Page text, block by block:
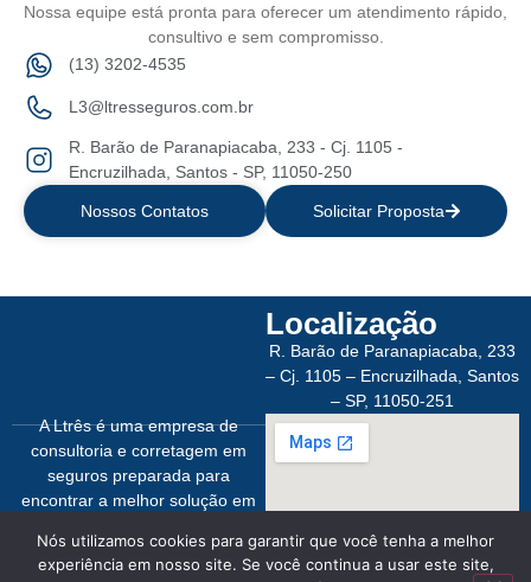
Nossa equipe está pronta para oferecer um atendimento rápido,
consultivo e sem compromisso.
(13) 3202-4535
L3@ltresseguros.com.br
R. Barão de Paranapiacaba, 233 - Cj. 1105 -
Encruzilhada, Santos - SP, 11050-250
Nossos Contatos Solicitar Proposta
A Ltrês é uma empresa de
consultoria e corretagem em
seguros preparada para
encontrar a melhor solução em
Localização
R. Barão de Paranapiacaba, 233
– Cj. 1105 – Encruzilhada, Santos
– SP, 11050-251
Nós utilizamos cookies para garantir que você tenha a melhor
experiência em nosso site. Se você continua a usar este site,